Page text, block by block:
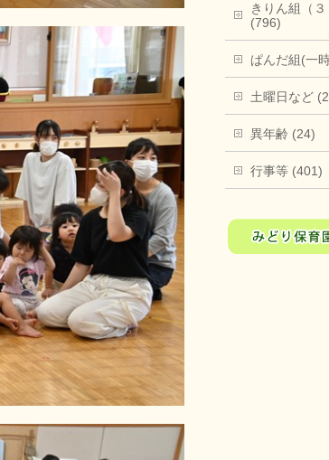
きりん組（３
(796)
ぱんだ組(一
土曜日など
異年齢 (24)
行事等 (401)